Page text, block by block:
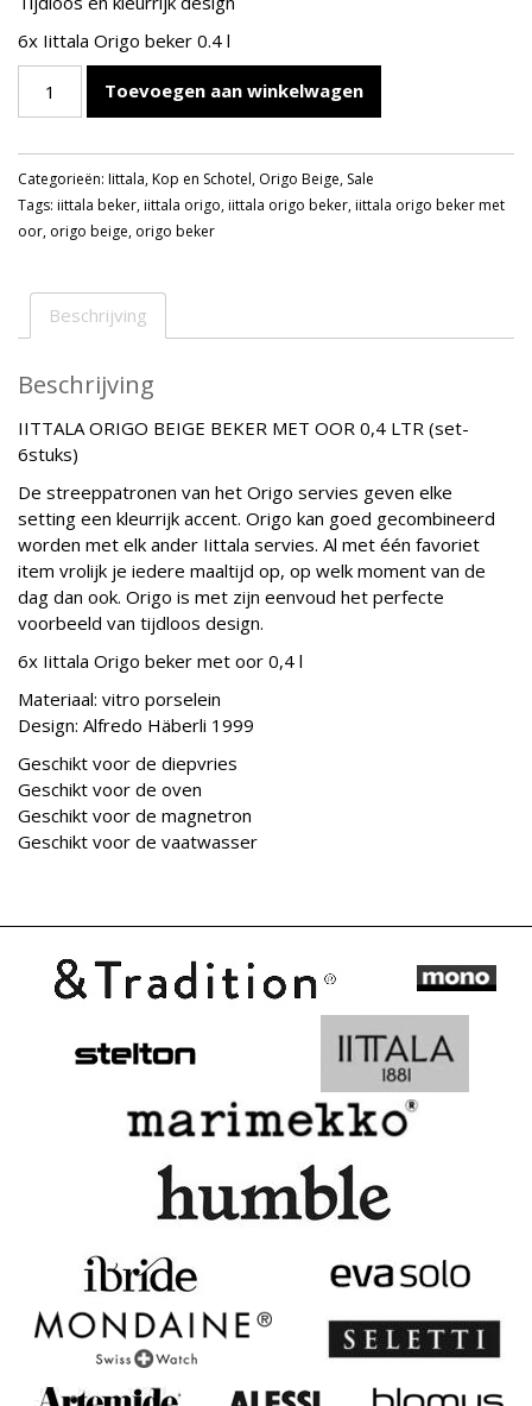
€149,40.€124,50.
6x Iittala Origo beker 0.4 l
ORIGO
BEKER
MET
OOR
0,4
6stuks)
aantal
Toevoegen aan winkelwagen
Categorieën: Iittala,Kop en Schotel, Origo Beige, Sale
Tags: iittala beker,iittala origo,iittala origo beker,iittala origo beker met
oor, origo beige, origo beker
Beschrijving
Beschrijving
IITTALA ORIGO BEIGE BEKER MET OOR 0,4 LTR (set-
6stuks)
De streeppatronen van het Origo servies geven elke
setting een kleurrijk accent. Origo kan goed gecombineerd
worden met elk ander Iittala servies. Al met één favoriet
item vrolijk je iedere maaltijd op, op welk moment van de
dag dan ook. Origo is met zijn eenvoud het perfecte
voorbeeld van tijdloos design.
6x Iittala Origo beker met oor 0,4 l
Materiaal: vitro porselein
Design: Alfredo Häberli 1999
Geschikt voor de diepvries
Geschikt voor de oven
Geschikt voor de magnetron
Geschikt voor de vaatwasser